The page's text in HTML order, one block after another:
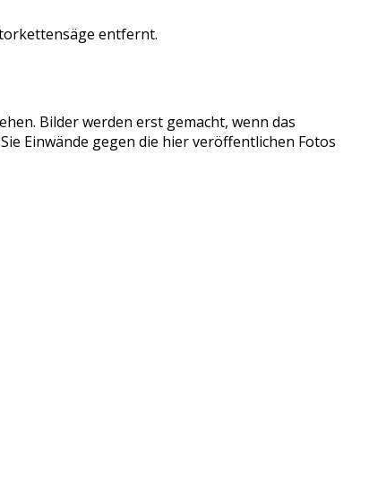
entfernt.
Bilder werden erst gemacht, wenn das
Einwände gegen die hier veröffentlichen Fotos